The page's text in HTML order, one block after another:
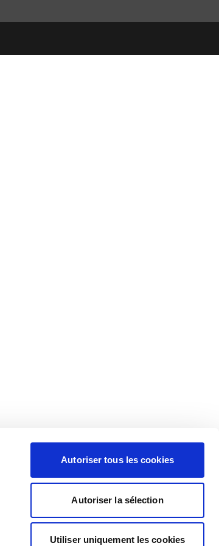
Autoriser tous les cookies
Autoriser la sélection
Utiliser uniquement les cookies